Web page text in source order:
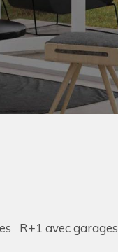
R+1 avec garages